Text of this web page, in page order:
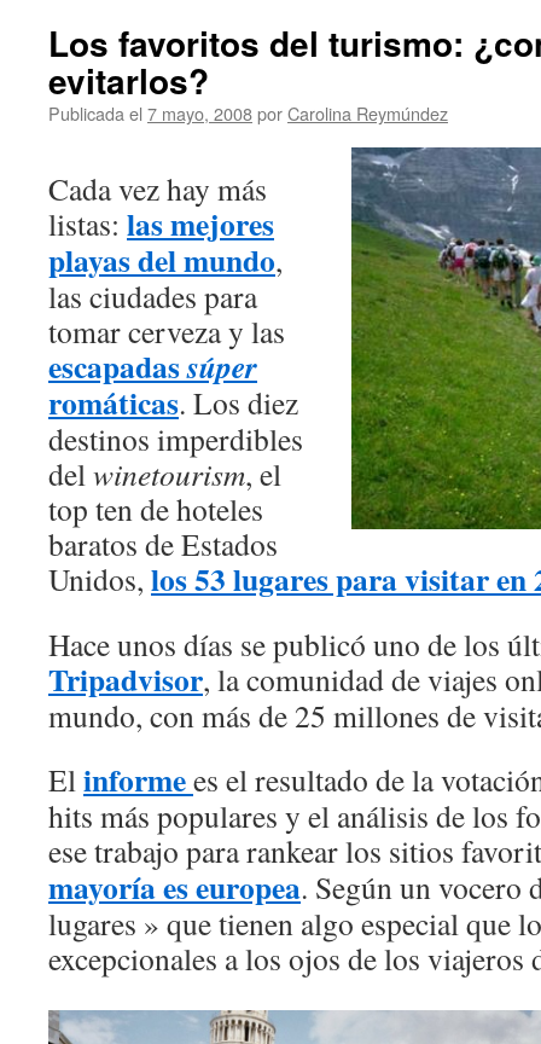
Los favoritos del turismo:
evitarlos?
Publicada el 7 mayo, 2008porCarolina Reymúndez
Cada vez hay más
listas: las mejores
playas del mundo,
las ciudades para
tomar cerveza y las
escapadassúper
romáticas. Los diez
destinos imperdibles
delwinetourism, el
top ten de hoteles
baratos de Estados
Unidos, los 53 lugares para visitar en
Hace unos días se publicó uno de los
Tripadvisor, la comunidad de viajes
mundo, con más de 25 millones de
Elinformees el resultado de la
hits más populares y el análisis de los
ese trabajo para rankear los sitios
mayoría es europea. Según un vocero
lugares » que tienen algo especial que
excepcionales a los ojos de los viajeros